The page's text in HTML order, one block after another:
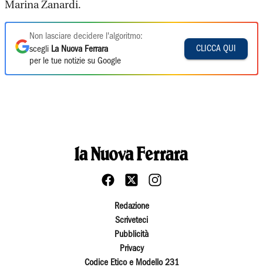
Marina Zanardi.
Non lasciare decidere l'algoritmo:
scegli La Nuova Ferrara
per le tue notizie su Google
CLICCA QUI
Redazione
Scriveteci
Pubblicità
Privacy
Codice Etico e Modello 231